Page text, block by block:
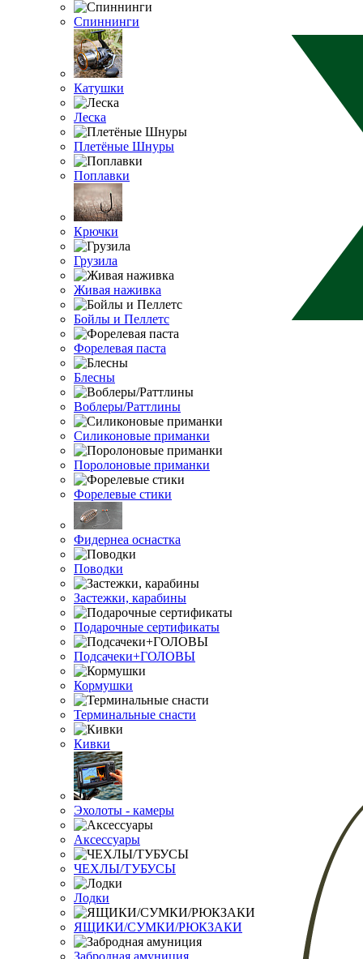
Спиннинги
Катушки
Леска
Плетёные Шнуры
Поплавки
Крючки
Грузила
Живая наживка
Бойлы и Пеллетс
Форелевая паста
Блесны
Воблеры/Раттлины
Силиконовые приманки
Поролоновые приманки
Форелевые стики
Фидернеа оснастка
Поводки
Застежки, карабины
Подарочные сертификаты
Подсачеки+ГОЛОВЫ
Кормушки
Терминальные снасти
Кивки
Эхолоты - камеры
Аксессуары
ЧЕХЛЫ/ТУБУСЫ
Лодки
ЯЩИКИ/СУМКИ/РЮКЗАКИ
Забродная амуниция